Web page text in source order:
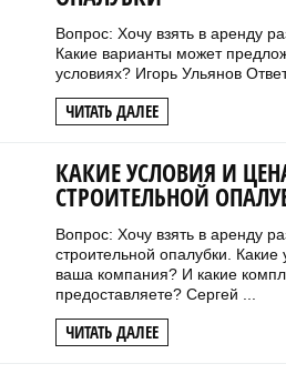
Вопрос: Хочу взять в аренду
Какие варианты может
условиях? Игорь Ульянов
ЧИТАТЬ ДАЛЕЕ
КАКИЕ УСЛОВИЯ И
СТРОИТЕЛЬНОЙ
Вопрос: Хочу взять в аренду
строительной опалубки.
ваша компания? И какие
предоставляете? Сергей ...
ЧИТАТЬ ДАЛЕЕ